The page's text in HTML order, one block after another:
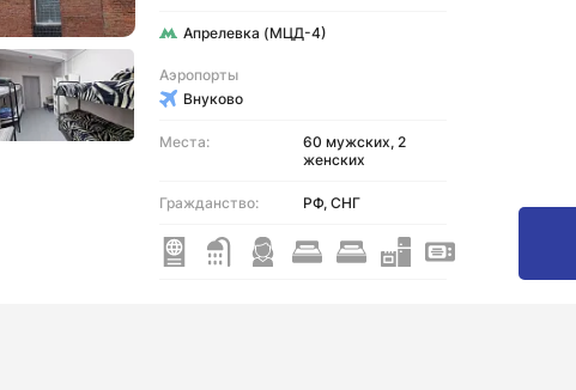
Апрелевка (МЦД-4)
Аэропорты
Внуково
Места:
60 мужских, 2
женских
Гражданство: РФ, СНГ